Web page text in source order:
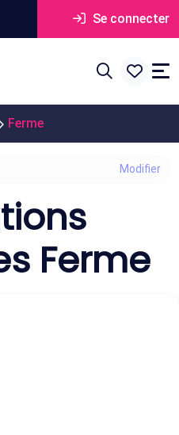
Se connecter
Ferme
Ferme